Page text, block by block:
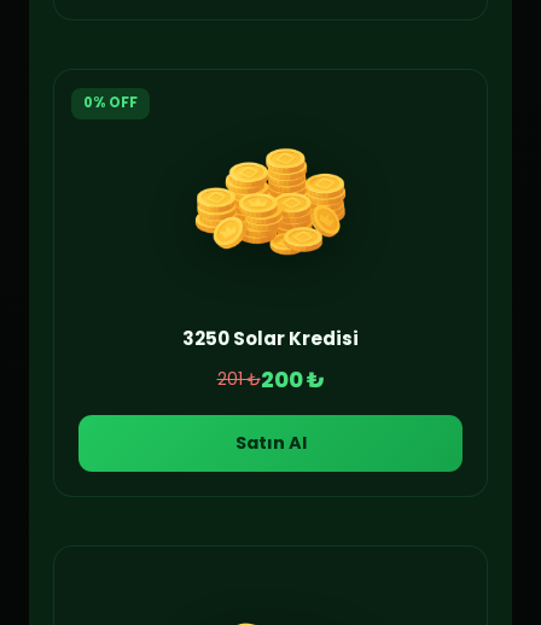
0% OFF
3250 Solar Kredisi
201 ₺200 ₺
Satın Al